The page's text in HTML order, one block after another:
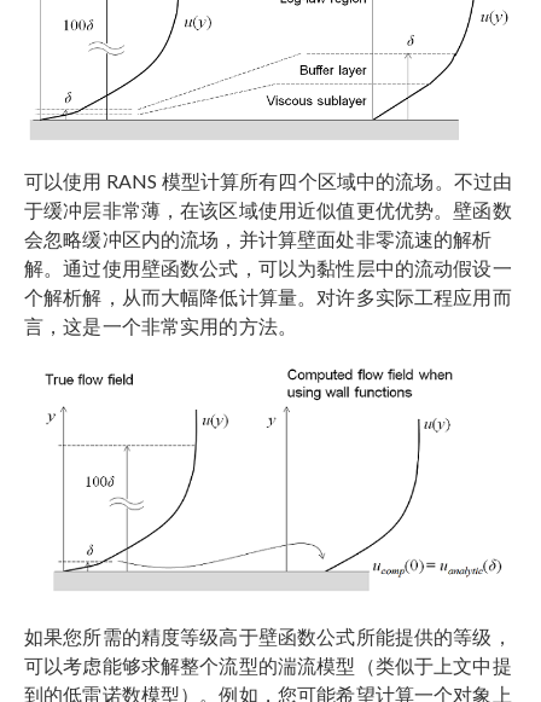
可以使用 RANS 模型计算所有四个区域中的流场。不过由
于缓冲层非常薄，在该区域使用近似值更优优势。壁函数
会忽略缓冲区内的流场，并计算壁面处非零流速的解析
解。通过使用壁函数公式，可以为黏性层中的流动假设一
个解析解，从而大幅降低计算量。对许多实际工程应用而
言，这是一个非常实用的方法。
如果您所需的精度等级高于壁函数公式所能提供的等级，
可以考虑能够求解整个流型的湍流模型（类似于上文中提
到的低雷诺数模型）。例如，您可能希望计算一个对象上